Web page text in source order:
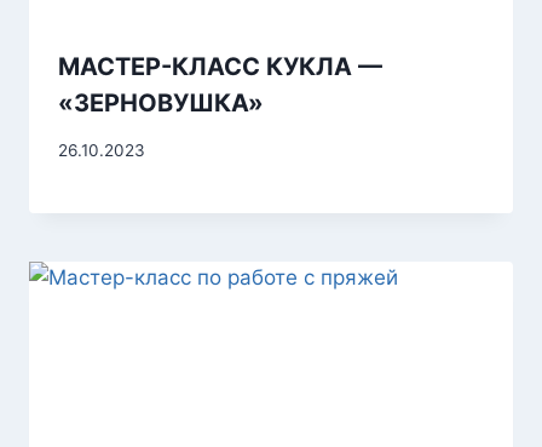
МАСТЕР-КЛАСС КУКЛА —
«ЗЕРНОВУШКА»
26.10.2023